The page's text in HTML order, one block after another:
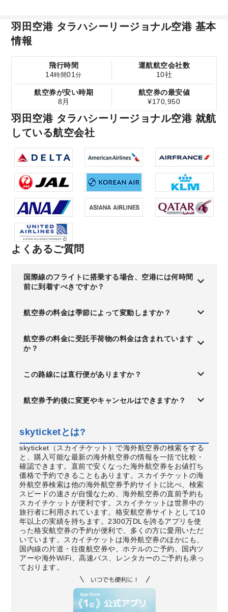
羽田空港 タラハシーリージョナル空港 基本
情報
飛行時間
14時間01分
運航航空会社数
10社
航空券が安い時期
8月
航空券の最安値
¥170,950
羽田空港 タラハシーリージョナル空港 就航
している航空会社
よくあるご質問
国際線のフライトに搭乗する場合、空港には何時間
前に到着すべきですか？
航空券の料金は季節によって変動しますか？
航空券の料金に受託手荷物の料金は含まれています
か？
この路線には直行便がありますか？
航空券予約後に変更やキャンセルはできますか？
skyticketとは?
skyticket（スカイチケット）で海外航空券の検索をする
と、購入可能な最新の海外航空券の情報を一括で比較・
確認できます。直前で安くなった海外航空券をお値打ち
価格で予約できることもあります。スカイチケットの海
外航空券検索は他の海外航空券予約サイトに比べ、検索
スピードの速さが自慢なため、海外航空券の直前予約も
スカイチケットが便利です。スカイチケットは世界中の
旅行者に利用されています。格安航空券サイトとして10
年以上の実績を持ちます。2300万DLを誇るアプリを使
った格安航空券の予約が便利で、多くの方に愛用いただ
いています。スカイチケットは海外航空券のほかにも、
国内線の片道・往復航空券や、ホテルのご予約、国内ツ
アーや海外WiFi、高速バス、レンタカーのご予約も承っ
ております。